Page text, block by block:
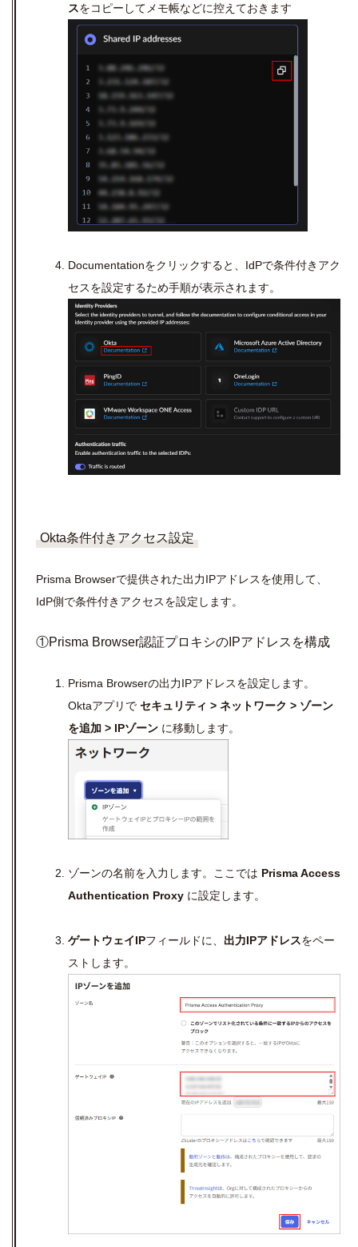
スをコピーしてメモ帳などに控えておきます
Documentationをクリックすると、 IdPで条件付きアク
セスを設定するため手順が表示されます。
Okta条件付きアクセス設定
Prisma Browserで提供された出力IPアドレスを使用して、
IdP側で条件付きアクセスを設定します。
①Prisma Browser認証プロキシの IPアドレスを構成
Prisma Browserの出力IPアドレスを設定します。
Oktaアプリで セキュリティ > ネットワーク > ゾーン
を追加 > IPゾーン に移動します。
ゾーンの名前を入力します。ここでは Prisma Access
Authentication Proxy に設定します。
ゲートウェイIPフィールドに、 出力IPアドレスをペー
ストします。